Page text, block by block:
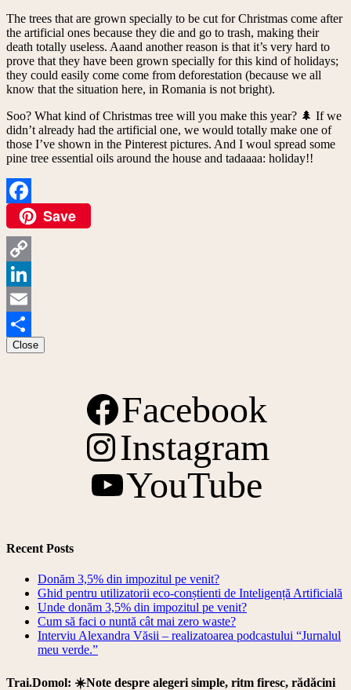
The trees that are grown specially to be cut for Christmas come after
the artificial ones because they die and go to trash, making their
death totally useless. Aaand another reason is that it’s very hard to
prove that they have been grown specially for this kind of holidays;
they could easily come come from deforestation (because we all
know that the situation here, in Romania is not bright).
Soo? What kind of Christmas tree will you make this year? 🌲 If we
didn’t already had the artificial one, we would totally make one of
those I’ve shown in the Pinterest pictures. And I woul spread some
pine tree essential oils around the house and tadaaaa: holiday!!
FacebookSave
Copy
Link
LinkedIn
Email
Share
Close
Facebook
Instagram
YouTube
Recent Posts
Donăm 3,5% din impozitul pe venit?
Ghid pentru utilizatorii eco-conștienti de Inteligență Artificială
Unde donăm 3,5% din impozitul pe venit?
Cum să faci o nuntă cât mai zero waste?
Interviu Alexandra Văsii – realizatoarea podcastului “Jurnalul
meu verde.”
Trai.Domol: ☀️Note despre alegeri simple, ritm firesc, rădăcini